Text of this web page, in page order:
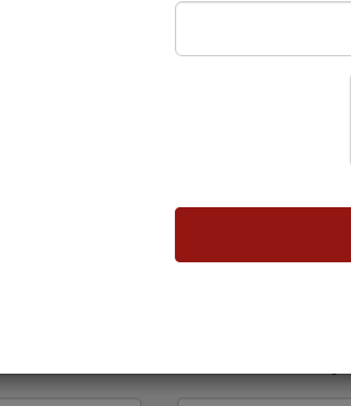
Bodegas Viña Solorca y PradoRey
las bodegas aprovechan sus bellos
del sector estrictamente vitivinícola. Así,
termales donde ampliar la experiencia
como este en tu bandeja